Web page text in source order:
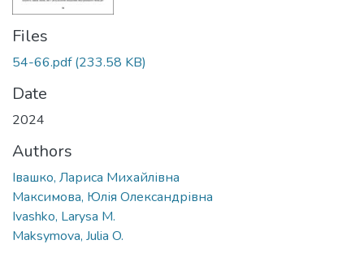
Files
54-66.pdf(233.58 KB)
Date
2024
Authors
Івашко, Лариса Михайлівна
Максимова, Юлія Олександрівна
Ivashko, Larysa M.
Maksymova, Julia O.